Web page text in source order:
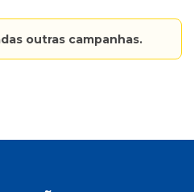
outras campanhas.